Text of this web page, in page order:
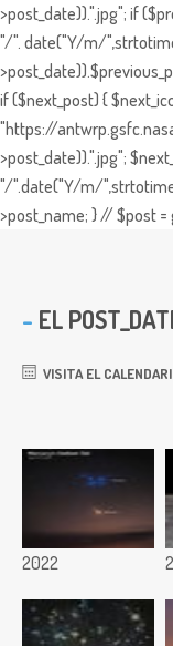
>post_date)).".jpg"; if
"/". date("Y/m/
if ($next_post) {
"https://
>post_date)).".jpg";
"/".date("Y/m/
>post_name; } // $post =
EL
VISITA EL
2022